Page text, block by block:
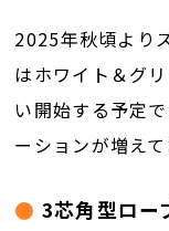
2025年秋頃より
はホワイト＆グ
い開始する予定
ーションが増えて
3芯角型ロー